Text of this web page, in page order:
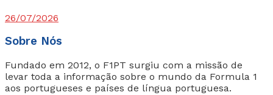
26/07/2026
Sobre Nós
Fundado em 2012, o F1PT surgiu com a missão de
levar toda a informação sobre o mundo da Formula 1
aos portugueses e países de língua portuguesa.